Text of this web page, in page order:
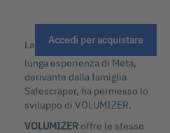
Accedi per acquistare
La
lunga esperienza di Meta,
derivante dalla famiglia
Safescraper, ha permesso lo
sviluppo di VOLUMIZER.
VOLUMIZERoffre le stesse